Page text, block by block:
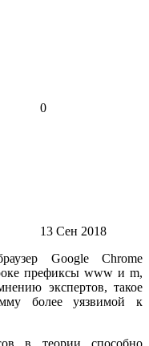
0
13 Сен 2018
Google Chrome
префиксы www и m,
экспертов, такое
более уязвимой к
в теории способно